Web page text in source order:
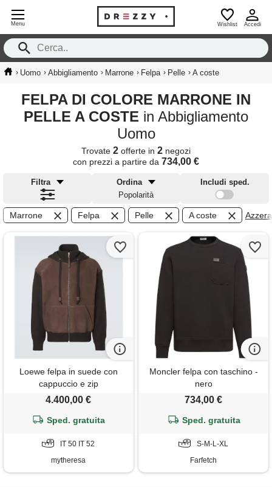
Menu Wishlist Accedi
› Uomo › Abbigliamento › Marrone › Felpa › Pelle › A coste
FELPA DI COLORE MARRONE IN
PELLE A COSTE in Abbigliamento
Uomo
Trovate 2 offerte in 2 negozi
con prezzi a partire da 734,00 €
Filtra
Ordina
Popolarità
Includi sped.
Marrone Felpa Pelle A coste
Loewe felpa in suede con
cappuccio e zip
4.400,00 €
Sped. gratuita
IT 50 IT 52
mytheresa
Moncler felpa con taschino -
nero
734,00 €
Sped. gratuita
S-M-L-XL
Farfetch